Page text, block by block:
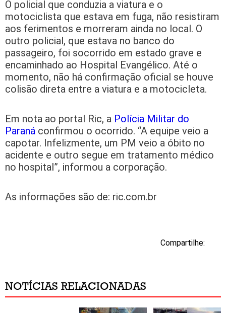
O policial que conduzia a viatura e o
motociclista que estava em fuga, não resistiram
aos ferimentos e morreram ainda no local. O
outro policial, que estava no banco do
passageiro, foi socorrido em estado grave e
encaminhado ao Hospital Evangélico. Até o
momento, não há confirmação oficial se houve
colisão direta entre a viatura e a motocicleta.
Em nota ao portal Ric, a Polícia Militar do
Paraná confirmou o ocorrido. “A equipe veio a
capotar. Infelizmente, um PM veio a óbito no
acidente e outro segue em tratamento médico
no hospital”, informou a corporação.
As informações são de: ric.com.br
Compartilhe:
NOTÍCIAS RELACIONADAS